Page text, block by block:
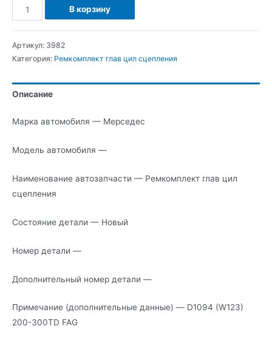
Количество
Мерседес
глав
сцепления
В корзину
Артикул: 3982
Категория: Ремкомплект глав цил сцепления
Описание
Марка автомобиля — Мерседес
Модель автомобиля —
Наименование автозапчасти — Ремкомплект глав цил
сцепления
Состояние детали — Новый
Номер детали —
Дополнительный номер детали —
Примечание (дополнительные данные) — D1094 (W123)
200-300TD FAG